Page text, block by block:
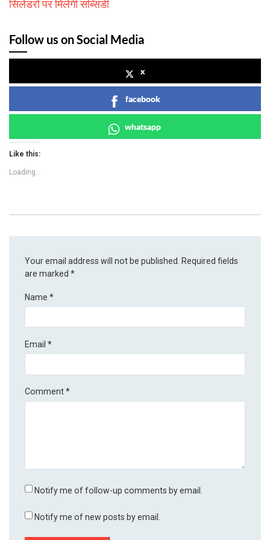
सिलेंडरों पर मिलेगी सब्सिडी
Follow us on Social Media
x
facebook
whatsapp
Like this:
Loading...
Your email address will not be published.
Required fields
are marked*
Name*
Email*
Comment*
Notify me of follow-up comments by email.
Notify me of new posts by email.